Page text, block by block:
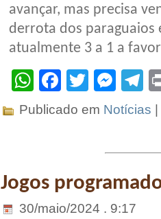
avançar, mas precisa
derrota dos paraguaios
atualmente 3 a 1 a
WhatsApp
Facebook
Twitter
Publicado em Notícias
Jogos
30/maio/2024 . 9:17